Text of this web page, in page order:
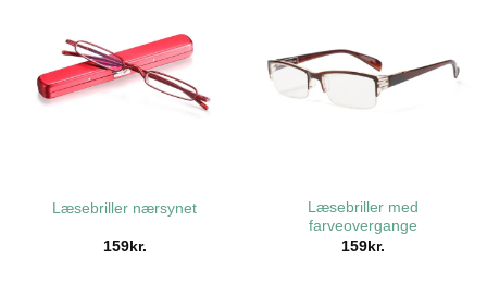
Læsebriller nærsynet
159kr.
Læsebriller med
farveovergange
159kr.